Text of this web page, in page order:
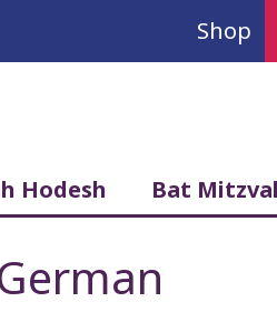
Shop
Hodesh Bat